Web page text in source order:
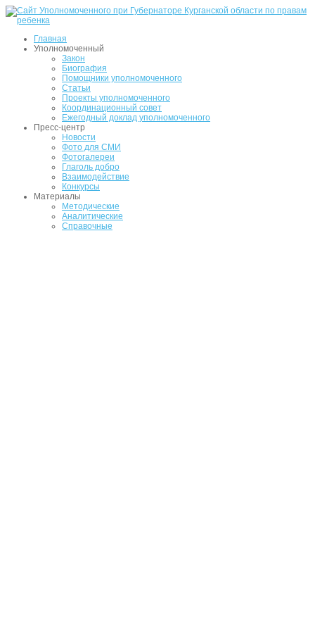
Главная
Уполномоченный
Закон
Биография
Помощники уполномоченного
Статьи
Проекты уполномоченного
Координационный совет
Ежегодный доклад уполномоченного
Пресс-центр
Новости
Фото для СМИ
Фотогалереи
Глаголь добро
Взаимодействие
Конкурсы
Материалы
Методические
Аналитические
Справочные